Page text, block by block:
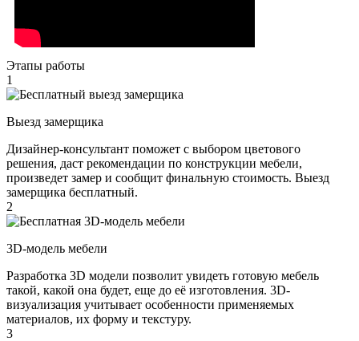
Этапы работы
1
Выезд замерщика
Дизайнер-консультант поможет с выбором цветового
решения, даст рекомендации по конструкции мебели,
произведет замер и сообщит финальную стоимость. Выезд
замерщика бесплатный.
2
3D-модель мебели
Разработка 3D модели позволит увидеть готовую мебель
такой, какой она будет, еще до её изготовления. 3D-
визуализация учитывает особенности применяемых
материалов, их форму и текстуру.
3